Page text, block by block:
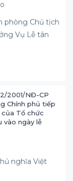
phòng Chủ tịch
Vụ Lễ tân
2001/NĐ-CP
Chính phủ tiếp
Tổ chức
vào ngày lễ
nghĩa Việt